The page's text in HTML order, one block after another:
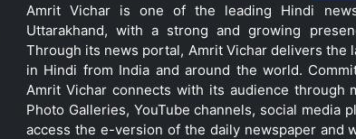
Amrit Vichar is one of the leading Hindi
Uttarakhand, with a strong and growing
Through its news portal, Amrit Vichar delivers the
in Hindi from India and around the world.
Amrit Vichar connects with its audience through
Photo Galleries, YouTube channels, social media
access the e-version of the daily newspaper and